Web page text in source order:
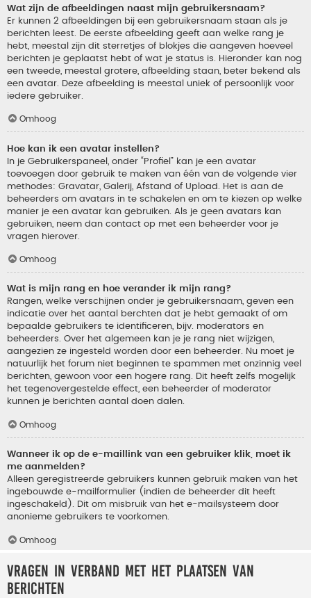
Wat zijn de afbeeldingen naast mijn gebruikersnaam?
Er kunnen 2 afbeeldingen bij een gebruikersnaam staan als je
berichten leest. De eerste afbeelding geeft aan welke rang je
hebt, meestal zijn dit sterretjes of blokjes die aangeven hoeveel
berichten je geplaatst hebt of wat je status is. Hieronder kan nog
een tweede, meestal grotere, afbeelding staan, beter bekend als
een avatar. Deze afbeelding is meestal uniek of persoonlijk voor
iedere gebruiker.
Omhoog
Hoe kan ik een avatar instellen?
In je Gebruikerspaneel, onder “Profiel” kan je een avatar
toevoegen door gebruik te maken van één van de volgende vier
methodes: Gravatar, Galerij, Afstand of Upload. Het is aan de
beheerders om avatars in te schakelen en om te kiezen op welke
manier je een avatar kan gebruiken. Als je geen avatars kan
gebruiken, neem dan contact op met een beheerder voor je
vragen hierover.
Omhoog
Wat is mijn rang en hoe verander ik mijn rang?
Rangen, welke verschijnen onder je gebruikersnaam, geven een
indicatie over het aantal berchten dat je hebt gemaakt of om
bepaalde gebruikers te identificeren, bijv. moderators en
beheerders. Over het algemeen kan je je rang niet wijzigen,
aangezien ze ingesteld worden door een beheerder. Nu moet je
natuurlijk het forum niet beginnen te spammen met onzinnig veel
berichten, gewoon voor een hogere rang. Dit heeft zelfs mogelijk
het tegenovergestelde effect, een beheerder of moderator
kunnen je berichten aantal doen dalen.
Omhoog
Wanneer ik op de e-maillink van een gebruiker klik, moet ik
me aanmelden?
Alleen geregistreerde gebruikers kunnen gebruik maken van het
ingebouwde e-mailformulier (indien de beheerder dit heeft
ingeschakeld). Dit om misbruik van het e-mailsysteem door
anonieme gebruikers te voorkomen.
Omhoog
Vragen in verband met het plaatsen van
berichten